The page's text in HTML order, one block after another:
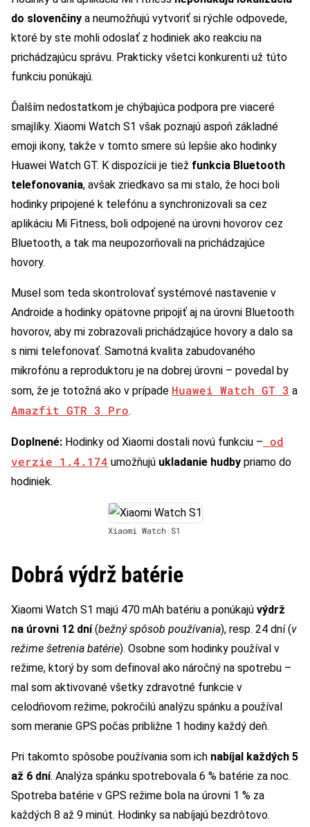
do slovenčiny a neumožňujú vytvoriť si rýchle odpovede,
ktoré by ste mohli odoslať z hodiniek ako reakciu na
prichádzajúcu správu. Prakticky všetci konkurenti už túto
funkciu ponúkajú.
Ďalším nedostatkom je chýbajúca podpora pre viaceré
smajlíky. Xiaomi Watch S1 však poznajú aspoň základné
emoji ikony, takže v tomto smere sú lepšie ako hodinky
Huawei Watch GT. K dispozícii je tiež funkcia Bluetooth
telefonovania, avšak zriedkavo sa mi stalo, že hoci boli
hodinky pripojené k telefónu a synchronizovali sa cez
aplikáciu Mi Fitness, boli odpojené na úrovni hovorov cez
Bluetooth, a tak ma neupozorňovali na prichádzajúce
hovory.
Musel som teda skontrolovať systémové nastavenie v
Androide a hodinky opätovne pripojiť aj na úrovni Bluetooth
hovorov, aby mi zobrazovali prichádzajúce hovory a dalo sa
s nimi telefonovať. Samotná kvalita zabudovaného
mikrofónu a reproduktoru je na dobrej úrovni – povedal by
som, že je totožná ako v prípade Huawei Watch GT 3 a
Amazfit GTR 3 Pro.
Doplnené: Hodinky od Xiaomi dostali novú funkciu –
od
verzie 1.4.174 umožňujú ukladanie hudby priamo do
hodiniek.
Xiaomi Watch S1
Dobrá výdrž batérie
Xiaomi Watch S1 majú 470 mAh batériu a ponúkajú výdrž
na úrovni 12 dní(bežný spôsob používania), resp. 24 dní (v
režime šetrenia batérie). Osobne som hodinky používal v
režime, ktorý by som definoval ako náročný na spotrebu –
mal som aktivované všetky zdravotné funkcie v
celodňovom režime, pokročilú analýzu spánku a používal
som meranie GPS počas približne 1 hodiny každý deň.
Pri takomto spôsobe používania som ich nabíjal každých 5
až 6 dní. Analýza spánku spotrebovala 6 % batérie za noc.
Spotreba batérie v GPS režime bola na úrovni 1 % za
každých 8 až 9 minút. Hodinky sa nabíjajú bezdrôtovo.